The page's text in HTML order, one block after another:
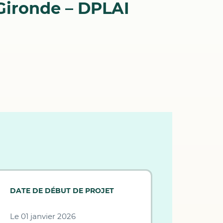
– DPLAI
DATE DE DÉBUT DE PROJET
Le 01 janvier 2026